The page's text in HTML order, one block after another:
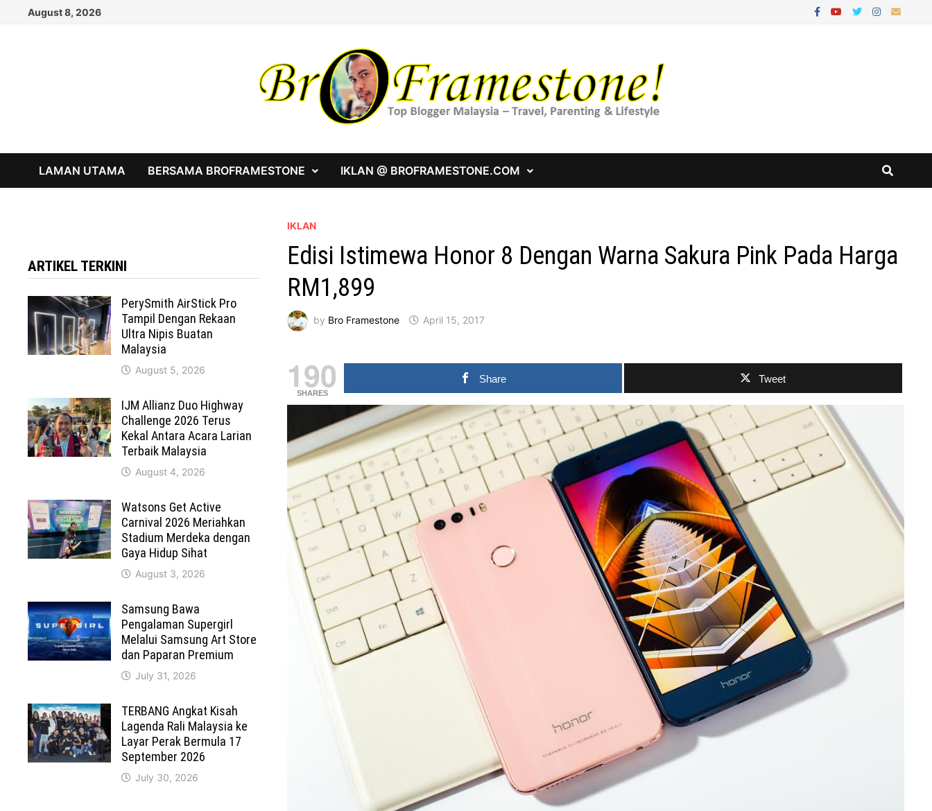
August 8, 2026
LAMAN UTAMA BERSAMA BROFRAMESTONE IKLAN @ BROFRAMESTONE.COM
IKLAN
Edisi Istimewa Honor 8 Dengan Warna Sakura Pink Pada Harga
RM1,899
by Bro Framestone April 15, 2017
190
SHARES
Share Tweet
ARTIKEL TERKINI
PerySmith AirStick Pro
Tampil Dengan Rekaan
Ultra Nipis Buatan
Malaysia
August 5, 2026
IJM Allianz Duo Highway
Challenge 2026 Terus
Kekal Antara Acara Larian
Terbaik Malaysia
August 4, 2026
Watsons Get Active
Carnival 2026 Meriahkan
Stadium Merdeka dengan
Gaya Hidup Sihat
August 3, 2026
Samsung Bawa
Pengalaman Supergirl
Melalui Samsung Art Store
dan Paparan Premium
July 31, 2026
TERBANG Angkat Kisah
Lagenda Rali Malaysia ke
Layar Perak Bermula 17
September 2026
July 30, 2026